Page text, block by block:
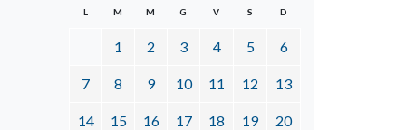
L M M G V S D
1 2 3 4 5 6
7 8 9 10 11 12 13
14 15 16 17 18 19 20